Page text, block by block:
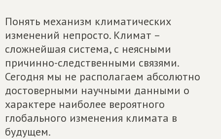
Понять механизм климатических
изменений непросто. Климат –
сложнейшая система, с неясными
причинно-следственными связями.
Сегодня мы не располагаем абсолютно
достоверными научными данными о
характере наиболее вероятного
глобального изменения климата в
будущем.